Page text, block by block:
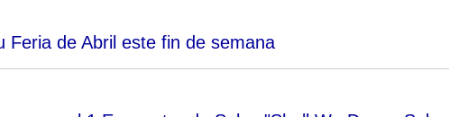
Feria de Abril este fin de semana